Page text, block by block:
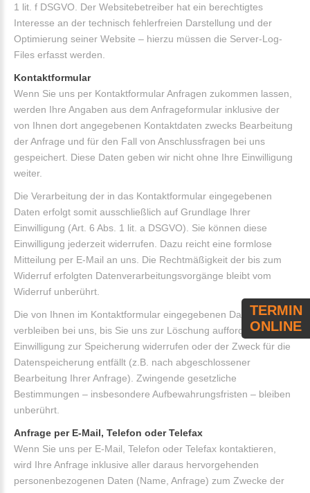
1 lit. f DSGVO. Der Websitebetreiber hat ein berechtigtes
Interesse an der technisch fehlerfreien Darstellung und der
Optimierung seiner Website – hierzu müssen die Server-Log-
Files erfasst werden.
Kontaktformular
Wenn Sie uns per Kontaktformular Anfragen zukommen lassen,
werden Ihre Angaben aus dem Anfrageformular inklusive der
von Ihnen dort angegebenen Kontaktdaten zwecks Bearbeitung
der Anfrage und für den Fall von Anschlussfragen bei uns
gespeichert. Diese Daten geben wir nicht ohne Ihre Einwilligung
weiter.
Die Verarbeitung der in das Kontaktformular eingegebenen
Daten erfolgt somit ausschließlich auf Grundlage Ihrer
Einwilligung (Art. 6 Abs. 1 lit. a DSGVO). Sie können diese
Einwilligung jederzeit widerrufen. Dazu reicht eine formlose
Mitteilung per E-Mail an uns. Die Rechtmäßigkeit der bis zum
Widerruf erfolgten Datenverarbeitungsvorgänge bleibt vom
Widerruf unberührt.
Die von Ihnen im Kontaktformular eingegebenen Daten
verbleiben bei uns, bis Sie uns zur Löschung auffordern, Ihre
Einwilligung zur Speicherung widerrufen oder der Zweck für die
Datenspeicherung entfällt (z.B. nach abgeschlossener
Bearbeitung Ihrer Anfrage). Zwingende gesetzliche
Bestimmungen – insbesondere Aufbewahrungsfristen – bleiben
unberührt.
Anfrage per E-Mail, Telefon oder Telefax
Wenn Sie uns per E-Mail, Telefon oder Telefax kontaktieren,
wird Ihre Anfrage inklusive aller daraus hervorgehenden
personenbezogenen Daten (Name, Anfrage) zum Zwecke der
TERMIN
ONLINE